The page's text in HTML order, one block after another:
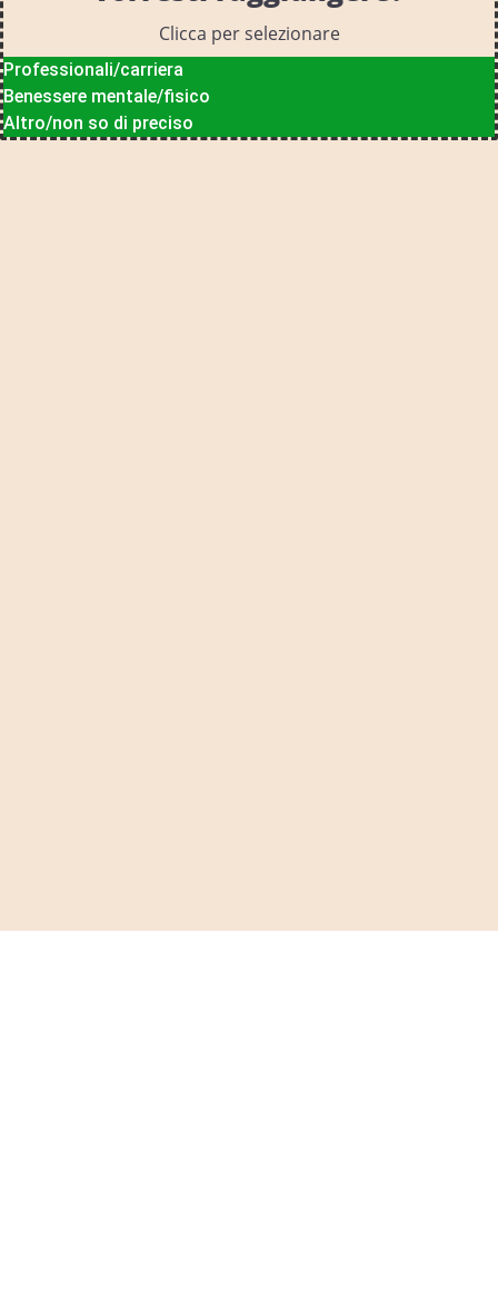
Clicca per selezionare
Professionali/carriera
Benessere mentale/fisico
Altro/non so di preciso